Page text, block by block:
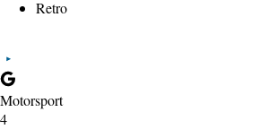
Retro
Motorsport
4